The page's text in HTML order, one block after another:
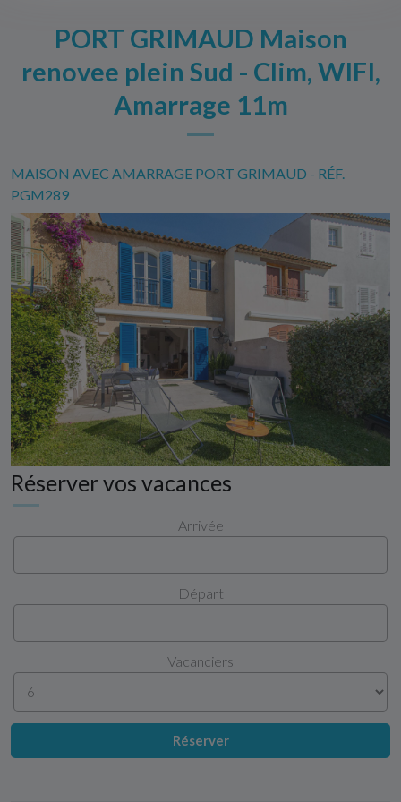
PORT GRIMAUD Maison
renovee plein Sud - Clim, WIFI,
Amarrage 11m
MAISON AVEC AMARRAGE PORT GRIMAUD - RÉF.
PGM289
Réserver vos vacances
Arrivée
Départ
Vacanciers
Réserver